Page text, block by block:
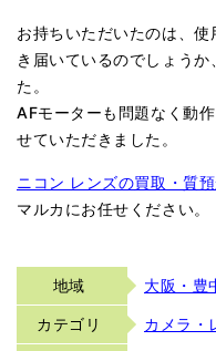
お持ちいただいたのは、
き届いているのでしょう
た。
AFモーターも問題なく動
せていただきました。
ニコン レンズの買取・質預
マルカにお任せください。
地域 大阪・豊
カテゴリ カメラ・